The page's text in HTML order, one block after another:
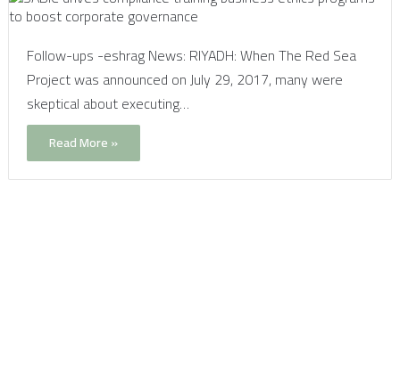
Follow-ups -eshrag News: RIYADH: When The Red Sea
Project was announced on July 29, 2017, many were
skeptical about executing…
Read More »